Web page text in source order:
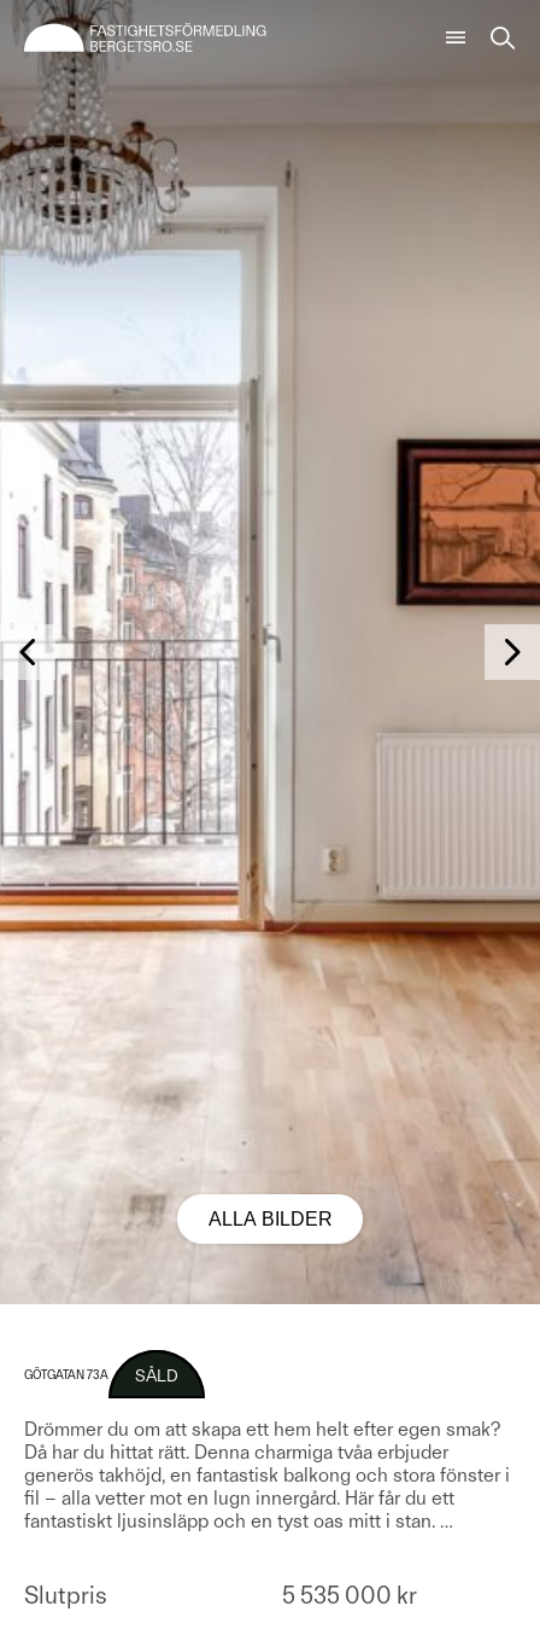
ALLA BILDER
GÖTGATAN 73A SÅLD
Drömmer du om att skapa ett hem helt efter egen smak?
Då har du hittat rätt. Denna charmiga tvåa erbjuder
generös takhöjd, en fantastisk balkong och stora fönster i
fil – alla vetter mot en lugn innergård. Här får du ett
fantastiskt ljusinsläpp och en tyst oas mitt i stan. …
Slutpris 5 535 000 kr